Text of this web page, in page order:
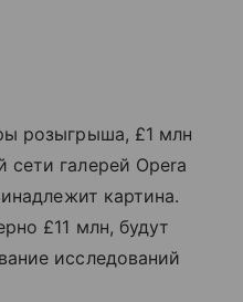
розыгрыша, £1 млн
галерей Opera
картина.
£11 млн, будут
исследований